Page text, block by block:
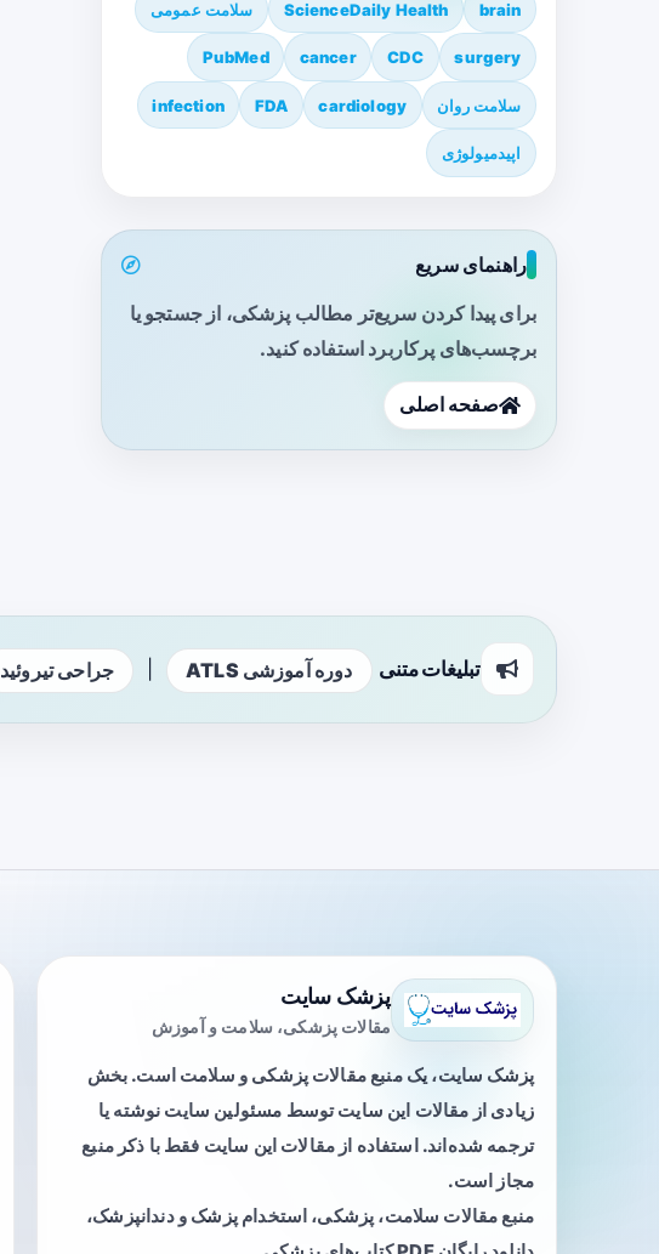
brain
ScienceDaily Health سلامت عمومی
surgery
CDC
cancer
PubMed
سلامت روان cardiology
FDA
infection
اپیدمیولوژی
راهنمای سریع
برای پیدا کردن سریع‌تر مطالب پزشکی، از جستجو یا
برچسب‌های پرکاربرد استفاده کنید.
صفحه اصلی
تبلیغات متنی دوره آموزشی ATLS جراحی تیروئید
پزشک سایت
مقالات پزشکی، سلامت و آموزش
پزشک سایت، یک منبع مقالات پزشکی و سلامت است. بخش
زیادی از مقالات این سایت توسط مسئولین سایت نوشته یا
ترجمه شده‌اند. استفاده از مقالات این سایت فقط با ذکر منبع
مجاز است.
منبع مقالات سلامت، پزشکی، استخدام پزشک و دندانپزشک،